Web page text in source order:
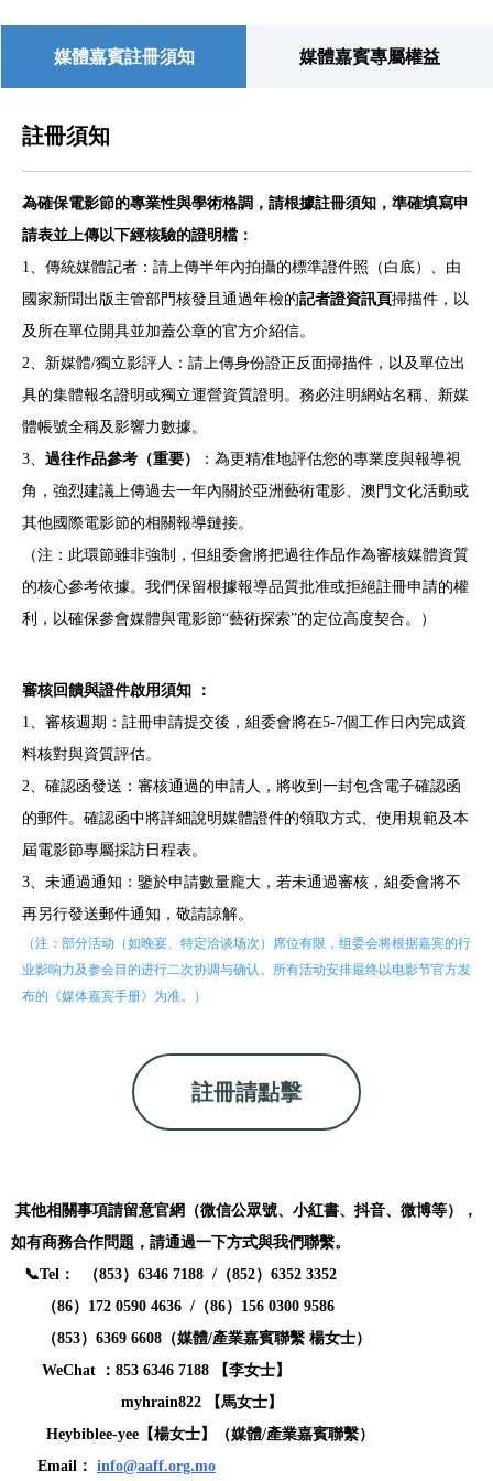
媒體嘉賓註冊須知 媒體嘉賓專屬權益
註冊須知
為確保電影節的專業性與學術格調，請根據註冊須知，準確填寫申
請表並上傳以下經核驗的證明檔：
1、傳統媒體記者： 請上傳半年內拍攝的標準證件照（白底）、由
國家新聞出版主管部門核發且通過年檢的記者證資訊頁掃描件，以
及所在單位開具並加蓋公章的官方介紹信。
2、新媒體/獨立影評人： 請上傳身份證正反面掃描件，以及單位出
具的集體報名證明或獨立運營資質證明。務必注明網站名稱、新媒
體帳號全稱及影響力數據。
3、 過往作品參考（重要） ： 為更精准地評估您的專業度與報導視
角，強烈建議上傳過去一年內關於亞洲藝術電影、澳門文化活動或
其他國際電影節的相關報導鏈接。
（注：此環節雖非強制，但組委會將把過往作品作為審核媒體資質
的核心參考依據。我們保留根據報導品質批准或拒絕註冊申請的權
利，以確保參會媒體與電影節“藝術探索”的定位高度契合。）
審核回饋與證件啟用須知 ：
1、審核週期： 註冊申請提交後，組委會將在5-7個工作日內完成資
料核對與資質評估。
2、確認函發送： 審核通過的申請人，將收到一封包含電子確認函
的郵件。確認函中將詳細說明媒體證件的領取方式、使用規範及本
屆電影節專屬採訪日程表。
3、未通過通知： 鑒於申請數量龐大，若未通過審核，組委會將不
再另行發送郵件通知，敬請諒解。
（注：部分活动（如晚宴、特定洽谈场次）席位有限，组委会将根据嘉宾的行
业影响力及参会目的进行二次协调与确认。所有活动安排最终以电影节官方发
布的《媒体嘉宾手册》为准。）
註冊請點擊
其他相關事項請留意官網（微信公眾號、小紅書、抖音、微博等），
如有商務合作問題，請通過一下方式與我們聯繫。
📞Tel ： （853） 6346 7188 / （852） 6352 3352
（86） 172 0590 4636 / （86） 156 0300 9586
（853） 6369 6608 （媒體/產業嘉賓聯繫 楊女士）
WeChat
： 853 6346 7188
【李女士】
myhrain822
【馬女士】
Heybiblee-yee 【楊女士】（媒體/產業嘉賓聯繫）
Email ： info@aaff.org.mo